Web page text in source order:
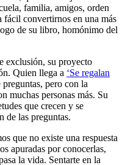
familia, amigos, orden
convertirnos en una más
de su libro, homónimo del
exclusión, su proyecto
Quien llega a ‘Se regalan
preguntas, pero con la
muchas personas más. Su
que crecen y se
de las preguntas.
que no existe una respuesta
apuradas por conocerlas,
la vida. Sentarte en la